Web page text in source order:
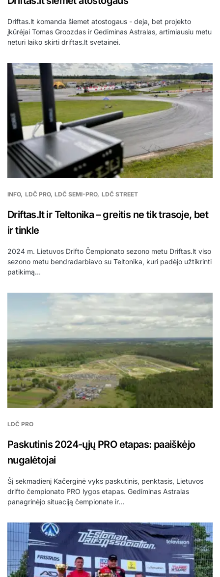
Driftas.lt komanda šiemet atostogaus - deja, bet projekto
įkūrėjai Tomas Groozdas ir Gediminas Astralas, artimiausiu metu
neturi laiko skirti driftas.lt svetainei.
INFO LDČ PRO LDČ SEMI-PRO LDČ STREET
Driftas.lt ir Teltonika – greitis ne tik trasoje, bet
ir tinkle
2024 m. Lietuvos Drifto Čempionato sezono metu Driftas.lt viso
sezono metu bendradarbiavo su Teltonika, kuri padėjo užtikrinti
patikimą…
LDČ PRO
Paskutinis 2024-ųjų PRO etapas: paaiškėjo
nugalėtojai
Šį sekmadienį Kačerginė vyks paskutinis, penktasis, Lietuvos
drifto čempionato PRO lygos etapas. Gediminas Astralas
panagrinėjo situaciją čempionate ir…